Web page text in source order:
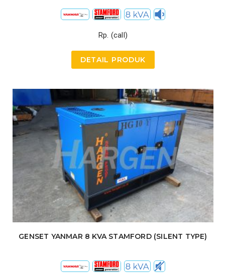
Rp. (call)
DETAIL PRODUK
GENSET YANMAR 8 KVA STAMFORD (SILENT TYPE)